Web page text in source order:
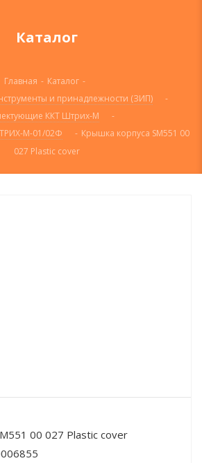
Каталог
Главная - Каталог -
и принадлежности (ЗИП)
-
ККТ Штрих-М
-
М-01/02Ф
- Крышка корпуса SM551 00
027 Plastic cover
00 027 Plastic cover